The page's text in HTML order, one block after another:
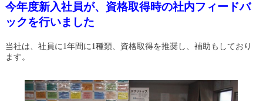
今年度新入社員が、資格取得時の社内フィードバ
ックを行いました
当社は、社員に1年間に1種類、資格取得を推奨し、補助もしており
ます。